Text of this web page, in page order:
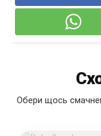
Обери щось